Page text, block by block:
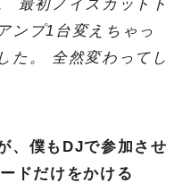
最初ノイズカットト
ンプ1台変えちゃっ
た。 全然変わってし
、僕もDJで参加させ
ドだけをかける